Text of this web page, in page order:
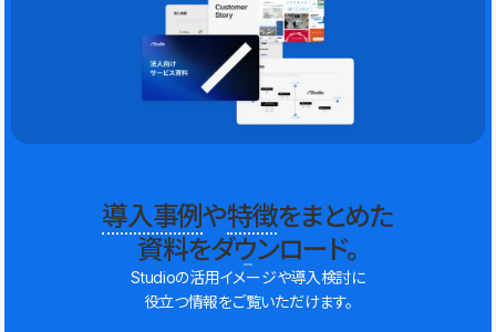
導入事例や特徴をまとめた
資料をダウンロード。
Studioの活用イメージや導入検討に
役立つ情報をご覧いただけます。